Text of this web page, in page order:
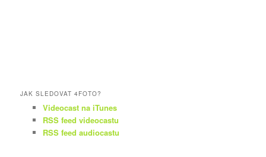
JAK SLEDOVAT 4FOTO?
Videocast na iTunes
RSS feed videocastu
RSS feed audiocastu